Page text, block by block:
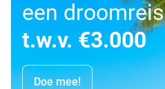
een droomreis
t.w.v. €3.000
Doe mee!